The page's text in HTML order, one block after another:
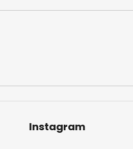
Instagram